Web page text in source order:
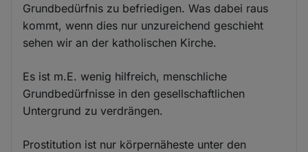
Grundbedürfnis zu befriedigen. Was dabei raus
kommt, wenn dies nur unzureichend geschieht
sehen wir an der katholischen Kirche.
Es ist m.E. wenig hilfreich, menschliche
Grundbedürfnisse in den gesellschaftlichen
Untergrund zu verdrängen.
Prostitution ist nur körpernäheste unter den